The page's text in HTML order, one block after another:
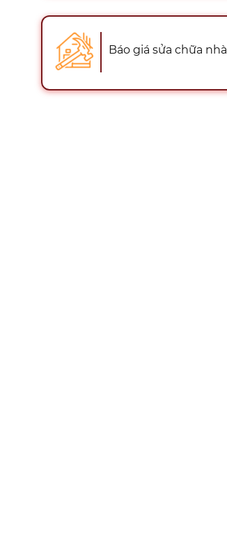
Báo giá sửa chữa nhà